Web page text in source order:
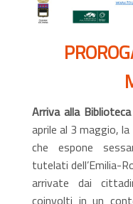
Arriva alla
aprile al 3 maggio,
che espone
tutelati dell’Emilia-
arrivate dai
coinvolti in un